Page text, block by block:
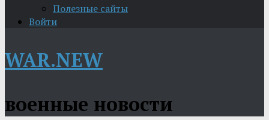
Полезные сайты
Войти
WAR.NEW
военные новости